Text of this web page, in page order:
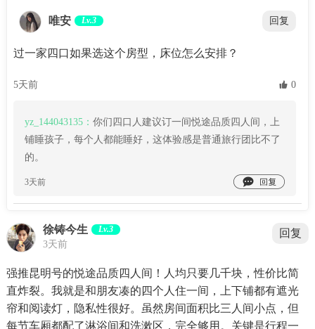
唯安 Lv.3 回复
过一家四口如果选这个房型，床位怎么安排？
5天前  0
yz_144043135： 你们四口人建议订一间悦途品质四人间，上
铺睡孩子，每个人都能睡好，这体验感是普通旅行团比不了
的。
3天前 
徐铸今生 Lv.3
3天前
回复
强推昆明号的悦途品质四人间！人均只要几千块，性价比简
直炸裂。我就是和朋友凑的四个人住一间，上下铺都有遮光
帘和阅读灯，隐私性很好。虽然房间面积比三人间小点，但
每节车厢都配了淋浴间和洗漱区，完全够用。关键是行程一